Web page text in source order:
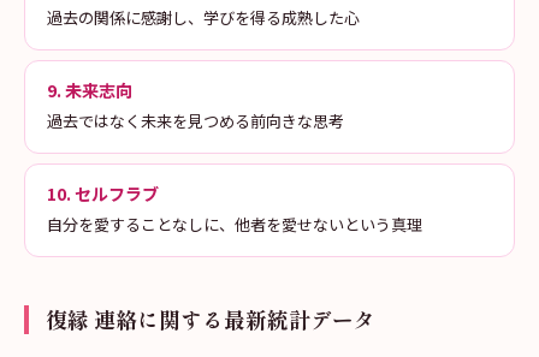
過去の関係に感謝し、学びを得る成熟した心
9. 未来志向
過去ではなく未来を見つめる前向きな思考
10. セルフラブ
自分を愛することなしに、他者を愛せないという真理
復縁 連絡に関する最新統計データ